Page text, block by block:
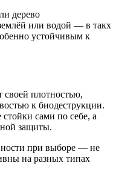
дерево
или водой — в такх
устойчивым к
плотностью,
к биодеструкции.
сами по себе, а
защиты.
при выборе — не
на разных типах